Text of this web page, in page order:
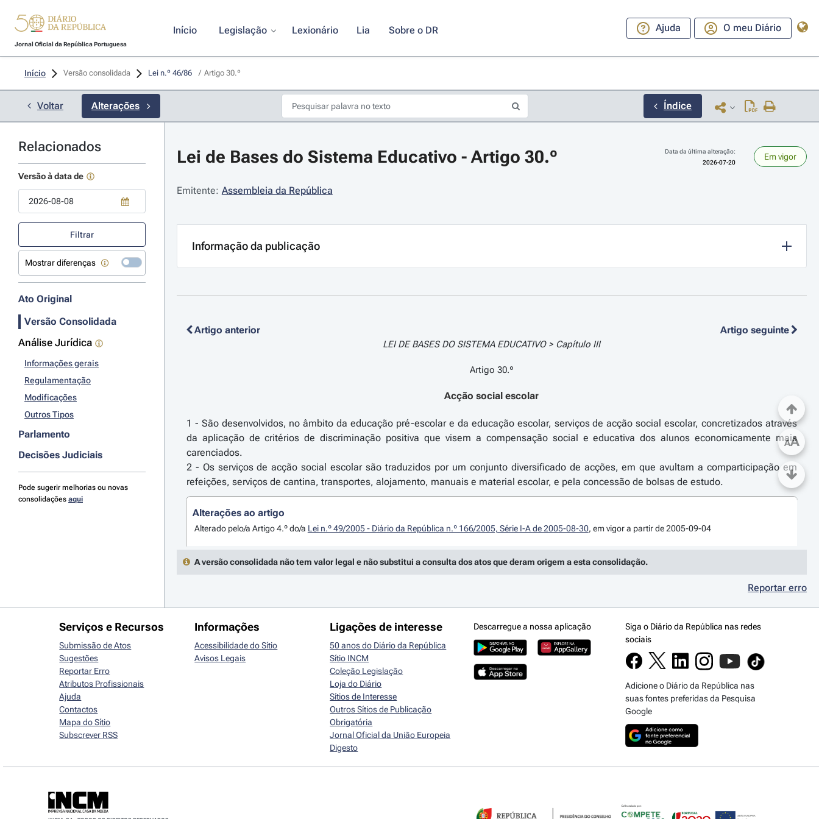
Jornal Oficial da República Portuguesa
Início Legislação Lexionário Lia Sobre o DR Ajuda O meu Diário
Início Versão consolidada Lei n.º 46/86 / Artigo 30.º
Voltar Alterações Índice
Relacionados
Versão à data de
Filtrar
Mostrar diferenças
Ato Original
Versão Consolidada
Análise Jurídica
Informações gerais
Regulamentação
Modificações
Outros Tipos
Parlamento
Decisões Judiciais
Pode sugerir melhorias ou novas
consolidações aqui
Lei de Bases do Sistema Educativo - Artigo 30.º
Data da última alteração:
2026-07-20
Em vigor
Emitente: Assembleia da República
Informação da publicação
Artigo anterior Artigo seguinte
LEI DE BASES DO SISTEMA EDUCATIVO > Capítulo III
Artigo 30.º
Acção social escolar
1 - São desenvolvidos, no âmbito da educação pré-escolar e da educação escolar, serviços de acção social escolar, concretizados através
da aplicação de critérios de discriminação positiva que visem a compensação social e educativa dos alunos economicamente mais
carenciados.
2 - Os serviços de acção social escolar são traduzidos por um conjunto diversificado de acções, em que avultam a comparticipação em
refeições, serviços de cantina, transportes, alojamento, manuais e material escolar, e pela concessão de bolsas de estudo.
Alterações ao artigo
Alterado pelo/a Artigo 4.º do/a Lei n.º 49/2005 - Diário da República n.º 166/2005, Série I-A de 2005-08-30, em vigor a partir de 2005-09-04
A versão consolidada não tem valor legal e não substitui a consulta dos atos que deram origem a esta consolidação.
Reportar erro
AA
Serviços e Recursos
Submissão de Atos
Sugestões
Reportar Erro
Atributos Profissionais
Ajuda
Contactos
Mapa do Sítio
Subscrever RSS
Informações
Acessibilidade do Sítio
Avisos Legais
Ligações de interesse
50 anos do Diário da República
Sítio INCM
Coleção Legislação
Loja do Diário
Sítios de Interesse
Outros Sítios de Publicação
Obrigatória
Jornal Oficial da União Europeia
Digesto
Descarregue a nossa aplicação
Siga o Diário da República nas redes
sociais
Adicione o Diário da República nas
suas fontes preferidas da Pesquisa
Google